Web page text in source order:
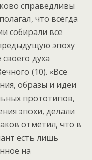
справедливы
что всегда
собирали все
эпоху
духа
(10). «Все
образы и идеи
прототипов,
эпохи, делали
отметил, что в
есть лишь
на